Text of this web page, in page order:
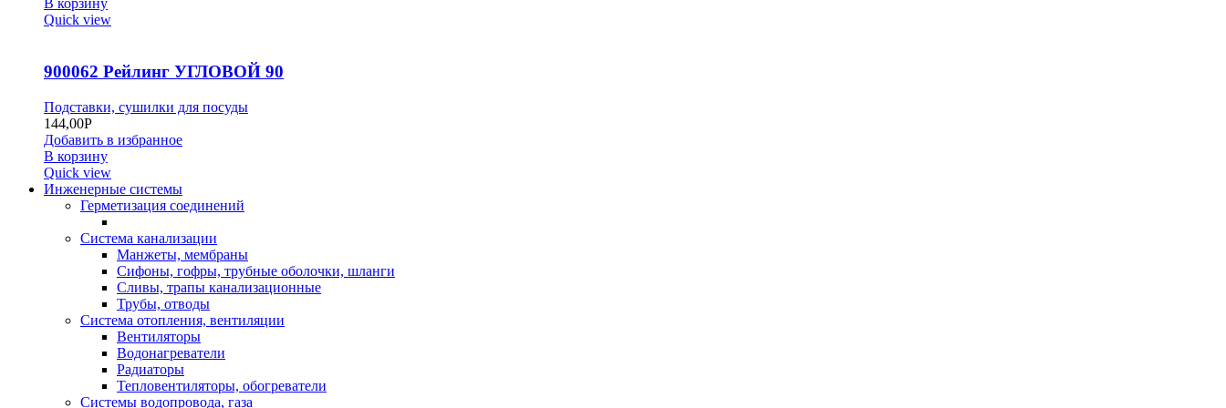
В корзину
Quick view
900062 Рейлинг УГЛОВОЙ 90
Подставки, сушилки для посуды
144,00Р
Добавить в избранное
В корзину
Quick view
Инженерные системы
Герметизация соединений
Система канализации
Манжеты, мембраны
Сифоны, гофры, трубные оболочки, шланги
Сливы, трапы канализационные
Трубы, отводы
Система отопления, вентиляции
Вентиляторы
Водонагреватели
Радиаторы
Тепловентиляторы, обогреватели
Системы водопровода, газа